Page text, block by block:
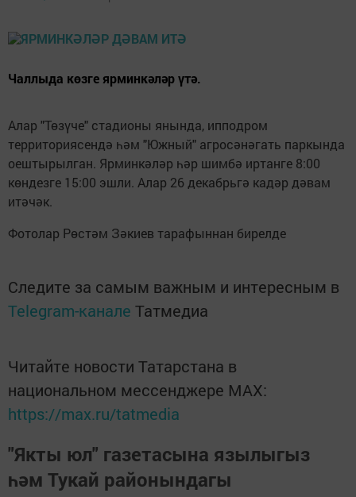
Чаллыда көзге ярминкәләр үтә.
Алар "Төзүче" стадионы янында, ипподром
территориясендә һәм "Южный" агросәнәгать паркында
оештырылган. Ярминкәләр һәр шимбә иртанге 8:00
көндезге 15:00 эшли. Алар 26 декабрьгә кадәр дәвам
итәчәк.
Фотолар Рөстәм Зәкиев тарафыннан бирелде
Следите за самым важным и интересным в
Telegram-канале Татмедиа
Читайте новости Татарстана в
национальном мессенджере MАХ:
https://max.ru/tatmedia
"Якты юл" газетасына язылыгыз
һәм Тукай районындагы